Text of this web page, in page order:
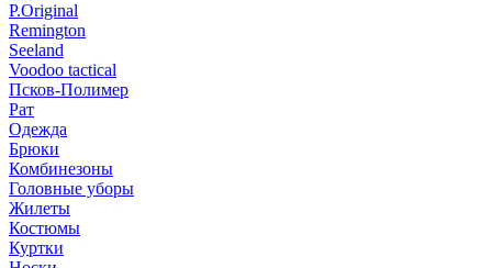
P.Original
Remington
Seeland
Voodoo tactical
Псков-Полимер
Рат
Одежда
Брюки
Комбинезоны
Головные уборы
Жилеты
Костюмы
Куртки